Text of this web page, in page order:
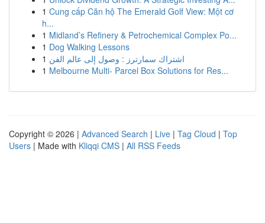
1 Cung cấp Căn hộ The Emerald Golf View: Một cơ
h...
1 Midland’s Refinery & Petrochemical Complex Po...
1 Dog Walking Lessons
1 اشتراك سمارترز : وصول إلى عالم الفن
1 Melbourne Multi- Parcel Box Solutions for Res...
Copyright © 2026 | Advanced Search | Live | Tag Cloud | Top
Users | Made with Kliqqi CMS | All RSS Feeds